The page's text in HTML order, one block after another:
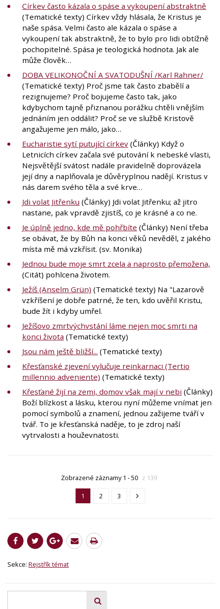
Církev často kázala o spáse a vykoupení abstraktně
(Tematické texty) Církev vždy hlásala, že Kristus je
naše spása. Velmi často ale kázala o spáse a
vykoupení tak abstraktně, že to bylo pro lidi obtížně
pochopitelné. Spása je teologická hodnota. Jak ale
může člověk…
DOBA VELIKONOČNÍ A SVATODUŠNÍ /Karl Rahner/
(Tematické texty) Proč jsme tak často zbabělí a
rezignujeme? Proč bojujeme často tak, jako
kdybychom tajně přiznanou porážku chtěli vnějším
jednáním jen oddálit? Proč se ve službě Kristově
angažujeme jen málo, jako…
Eucharistie sytí putující církev (Články) Když o
Letnicích církev začala své putování k nebeské vlasti,
Nejsvětější svátost nadále pravidelně doprovázela
její dny a naplňovala je důvěryplnou nadějí. Kristus v
nás darem svého těla a své krve…
Jdi volat Jitřenku (Články) Jdi volat Jitřenku; až jitro
nastane, pak vpravdě zjistíš, co je krásné a co ne.
Je úplně jedno, kde mě pohřbíte (Články) Není třeba
se obávat, že by Bůh na konci věků nevěděl, z jakého
místa mě má vzkřísit. (sv. Monika)
Jednou bude moje smrt zcela a naprosto přemožena,
(Citát) pohlcena životem.
Ježíš (Anselm Grün) (Tematické texty) Na "Lazarově
vzkříšení je dobře patrné, že ten, kdo uvěřil Kristu,
bude žít i kdyby umřel.
Ježíšovo zmrtvýchvstání láme nejen moc smrti na
konci života (Tematické texty)
Jsou nám ještě bližší... (Tematické texty)
Křesťanské zjevení vylučuje reinkarnaci (Tertio
millennio adveniente) (Tematické texty)
Křesťané žijí na zemi, domov však mají v nebi (Články)
Boží blízkost a lásku, kterou nyní můžeme vnímat jen
pomocí symbolů a znamení, jednou zažijeme tváří v
tvář. To je křesťanská naděje, to je zdroj naší
vytrvalosti a houževnatosti.
Zobrazené záznamy 1 - 50 z 139
1 2 3
Sekce: Rejstřík témat